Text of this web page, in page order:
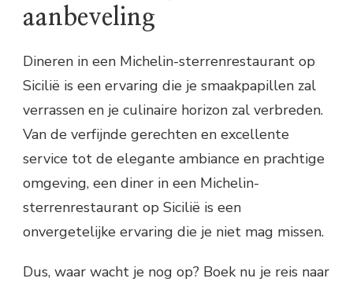
aanbeveling
Dineren in een Michelin-sterrenrestaurant op
Sicilië is een ervaring die je smaakpapillen zal
verrassen en je culinaire horizon zal verbreden.
Van de verfijnde gerechten en excellente
service tot de elegante ambiance en prachtige
omgeving, een diner in een Michelin-
sterrenrestaurant op Sicilië is een
onvergetelijke ervaring die je niet mag missen.
Dus, waar wacht je nog op? Boek nu je reis naar